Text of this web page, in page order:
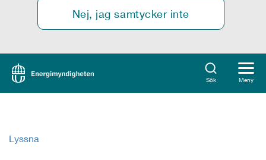
Nej, jag samtycker inte
Sök Meny
Lyssna